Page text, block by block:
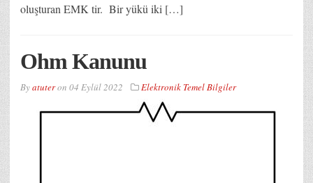
oluşturan EMK tir. Bir yükü iki […]
Ohm Kanunu
Byatuteron 04 Eylül 2022 Elektronik Temel Bilgiler